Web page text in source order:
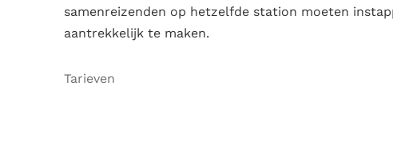
samenreizenden op hetzelfde station moeten
aantrekkelijk te maken.
Tarieven